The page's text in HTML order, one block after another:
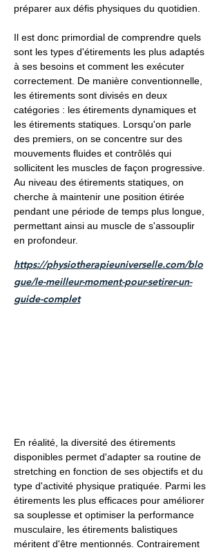
préparer aux défis physiques du quotidien.
Il est donc primordial de comprendre quels
sont les types d'étirements les plus adaptés
à ses besoins et comment les exécuter
correctement. De manière conventionnelle,
les étirements sont divisés en deux
catégories : les étirements dynamiques et
les étirements statiques. Lorsqu'on parle
des premiers, on se concentre sur des
mouvements fluides et contrôlés qui
sollicitent les muscles de façon progressive.
Au niveau des étirements statiques, on
cherche à maintenir une position étirée
pendant une période de temps plus longue,
permettant ainsi au muscle de s'assouplir
en profondeur.
https://physiotherapieuniverselle.com/blo
gue/le-meilleur-moment-pour-setirer-un-
guide-complet
En réalité, la diversité des étirements
disponibles permet d'adapter sa routine de
stretching en fonction de ses objectifs et du
type d'activité physique pratiquée. Parmi les
étirements les plus efficaces pour améliorer
sa souplesse et optimiser la performance
musculaire, les étirements balistiques
méritent d'être mentionnés. Contrairement